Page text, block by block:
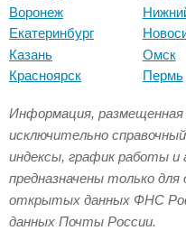
Воронеж
Екатеринбург
Казань
Красноярск
Омск
Пермь
Информация, размещенная
исключительно
индексы, график работы и
предназначены только
открытых данных ФНС
данных Почты России.